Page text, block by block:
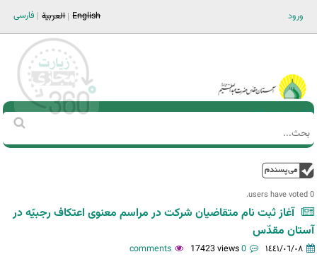
ورود فارسی العربية English
Main men-AR
استمارة
‏
0 users have voted.
آغاز ثبت نام متقاضیان شرکت در مراسم معنوی اعتکاف رجبیّه در
آستان مقدّس
١٤٤١/٠٦/٠٨ 0 comments
17423 views